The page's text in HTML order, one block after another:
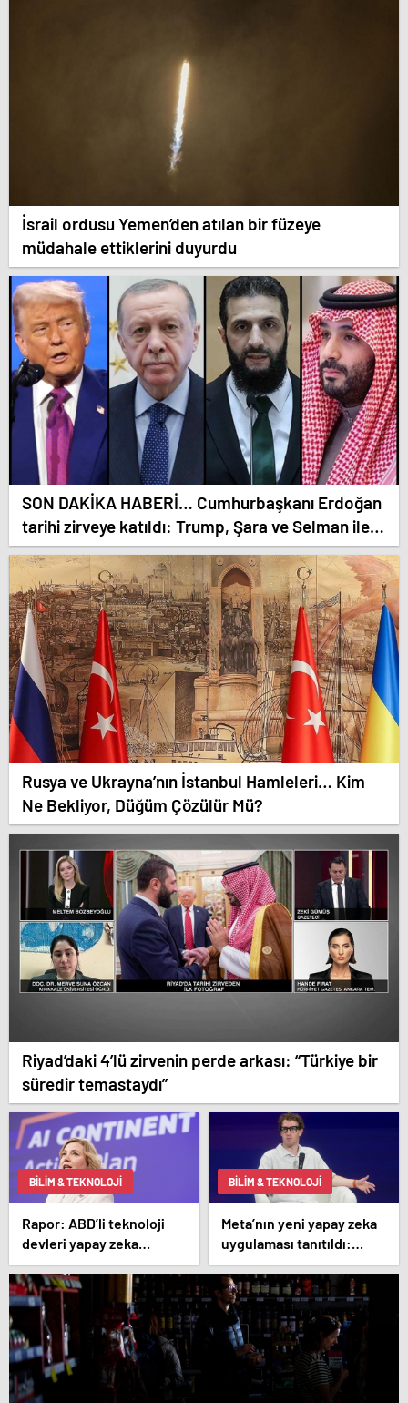
İsrail ordusu Yemen’den atılan bir füzeye
müdahale ettiklerini duyurdu
SON DAKİKA HABERİ… Cumhurbaşkanı Erdoğan
tarihi zirveye katıldı: Trump, Şara ve Selman ile
video konferans yöntemiyle görüştü
Rusya ve Ukrayna’nın İstanbul Hamleleri… Kim
Ne Bekliyor, Düğüm Çözülür Mü?
Riyad’daki 4’lü zirvenin perde arkası: “Türkiye bir
süredir temastaydı”
BILIM & TEKNOLOJI
Rapor: ABD’li teknoloji
devleri yapay zeka
kuralları ile ilgili Avrupa
Komisyonu’na baskı
yapıyor
BILIM & TEKNOLOJI
Meta’nın yeni yapay zeka
uygulaması tanıtıldı:
Özellikler ve detaylar